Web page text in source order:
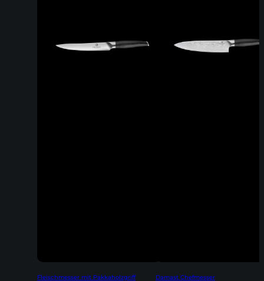
Fleischmesser mit Pakkaholzgriff Damast Chefmesser